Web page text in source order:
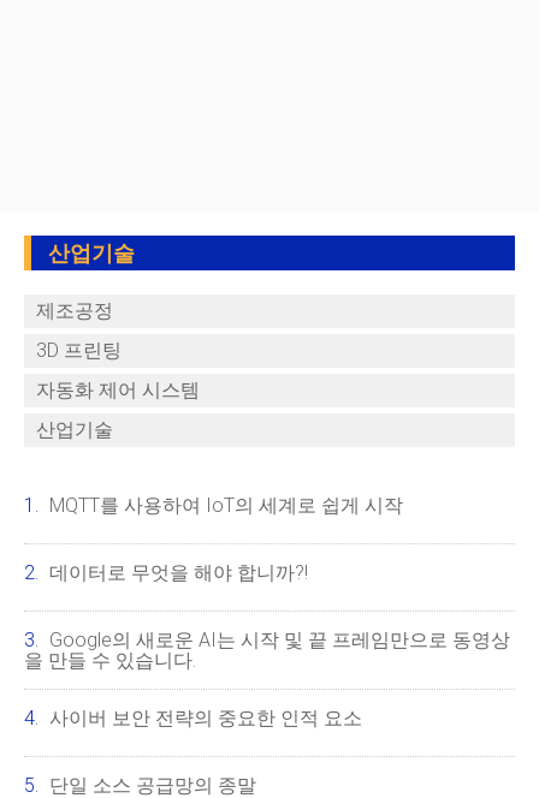
산업기술
제조공정
3D 프린팅
자동화 제어 시스템
산업기술
MQTT를 사용하여 IoT의 세계로 쉽게 시작
데이터로 무엇을 해야 합니까?!
Google의 새로운 AI는 시작 및 끝 프레임만으로 동영상
을 만들 수 있습니다.
사이버 보안 전략의 중요한 인적 요소
단일 소스 공급망의 종말